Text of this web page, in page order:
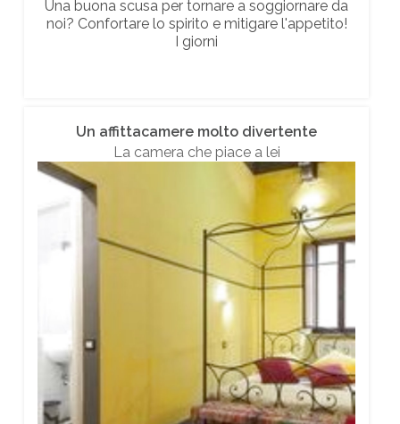
Una buona scusa per tornare a soggiornare da
noi? Confortare lo spirito e mitigare l'appetito!
I giorni
Un affittacamere molto divertente
La camera che piace a lei